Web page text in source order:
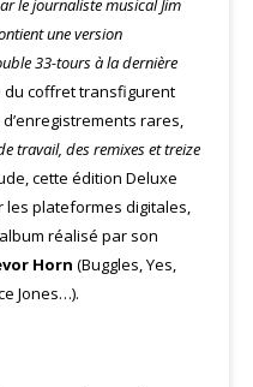
le journaliste musical Jim
une version
33-tours à la dernière
du coffret transfigurent
rares,
travail, des remixes et treize
cette édition Deluxe
les plateformes digitales,
réalisé par son
Horn (Buggles, Yes,
Jones…).